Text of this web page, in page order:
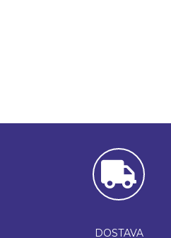
DOSTAVA